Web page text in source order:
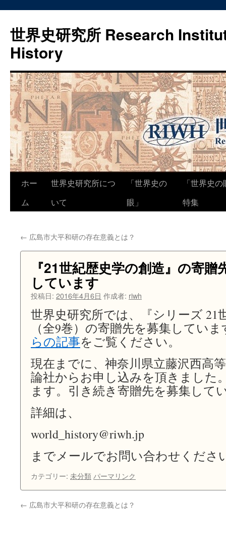
世界史研究所 Research
History
ン
ホー
ム
世界史研究所につ
いて
「世界史の
眼」
「世界史
特集
← 広島市大平和研の存在意義とは？
『21世紀歴史学の創造』の寄
しています
投稿日: 2016年4月6日 作成者: riwh
世界史研究所では、『シリーズ 21
（全9巻）の寄贈先を募集してい
らの記事をご覧ください。
現在までに、神奈川県立藤沢西高
論社からお申し込みを頂きました
ます。引き続き寄贈先を募集して
詳細は、
world_history@riwh.jp
までメールでお問い合わせくださ
カテゴリー: 未分類 パーマリンク
← 広島市大平和研の存在意義とは？